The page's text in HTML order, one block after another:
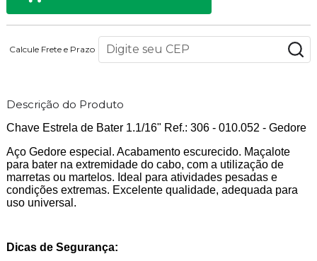
Calcule Frete e Prazo
Descrição do Produto
Chave Estrela de Bater 1.1/16" Ref.: 306 - 010.052 - Gedore
Aço Gedore especial. Acabamento escurecido. Maçalote
para bater na extremidade do cabo, com a utilização de
marretas ou martelos. Ideal para atividades pesadas e
condições extremas. Excelente qualidade, adequada para
uso universal.
Dicas de Segurança: